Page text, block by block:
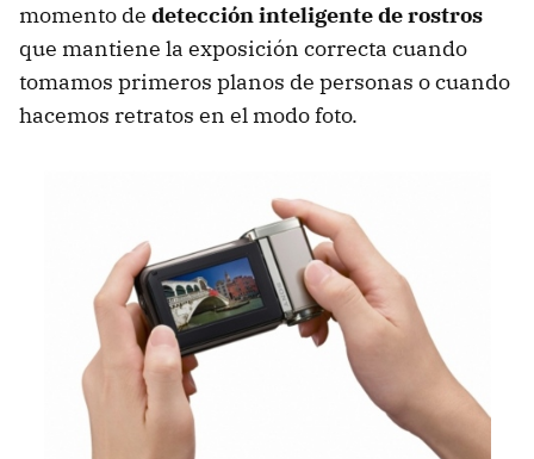
momento de detección inteligente de rostros
que mantiene la exposición correcta cuando
tomamos primeros planos de personas o cuando
hacemos retratos en el modo foto.